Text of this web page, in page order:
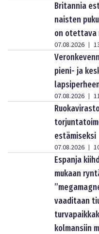
Britannia
naisten
on otettava
07.08.2026 |
pieni- ja
07.08.2026 |
estämiseksi
07.08.2026 |
Espanja
mukaan
vaaditaan
kolmansiin